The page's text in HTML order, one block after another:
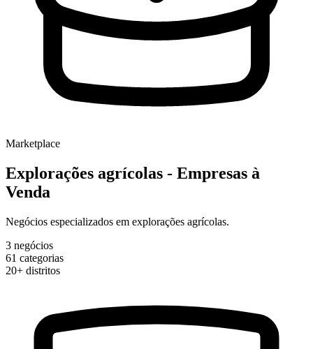
Marketplace
Explorações agrícolas - Empresas à
Venda
Negócios especializados em explorações agrícolas.
3 negócios
61 categorias
20+ distritos